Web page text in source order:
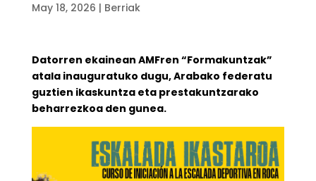
May 18, 2026 | Berriak
Datorren ekainean AMFren “Formakuntzak”
atala inauguratuko dugu, Arabako federatu
guztien ikaskuntza eta prestakuntzarako
beharrezkoa den gunea.